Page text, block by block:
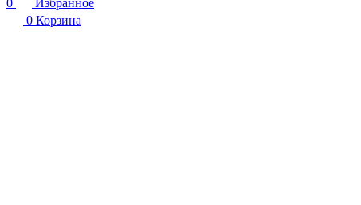
0
Избранное
0 Корзина